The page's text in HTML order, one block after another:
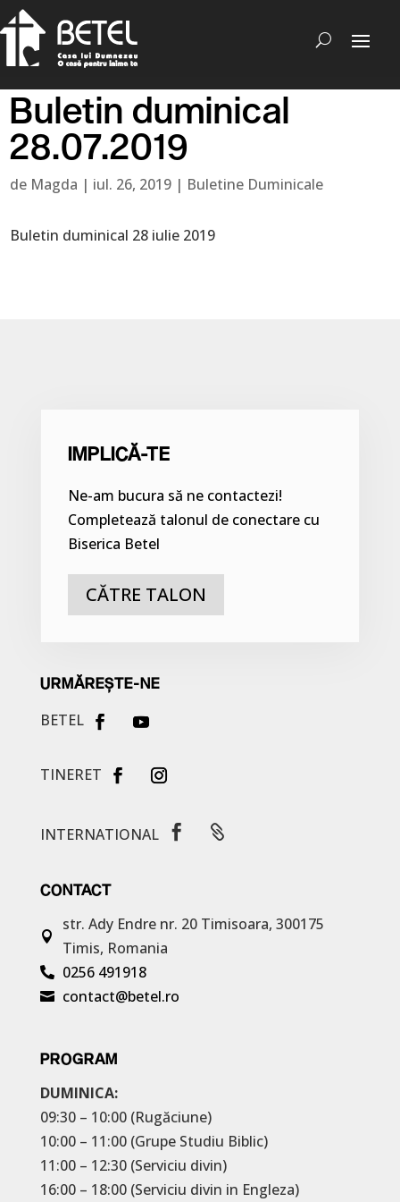
Buletin duminical
28.07.2019
de Magda | iul. 26, 2019 | Buletine Duminicale
Buletin duminical 28 iulie 2019
IMPLICĂ-TE
Ne-am bucura să ne contactezi!
Completează talonul de conectare cu
Biserica Betel
CĂTRE TALON
URMĂREȘTE-NE
BETEL
TINERET
INTERNATIONAL  
CONTACT

str. Ady Endre nr. 20 Timisoara, 300175
Timis, Romania
 0256 491918
 contact@betel.ro
PROGRAM
DUMINICA:
09:30 – 10:00 (Rugăciune)
10:00 – 11:00 (Grupe Studiu Biblic)
11:00 – 12:30 (Serviciu divin)
16:00 – 18:00 (Serviciu divin in Engleza)